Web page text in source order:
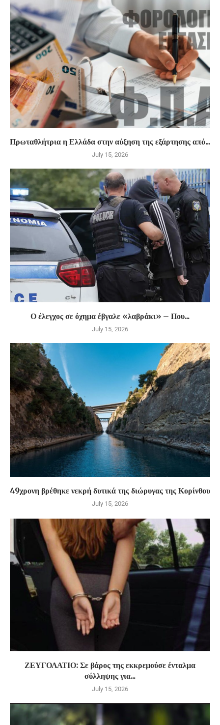
Πρωταθλήτρια η Ελλάδα στην αύξηση της εξάρτησης από...
July 15, 2026
Ο έλεγχος σε όχημα έβγαλε «λαβράκι» – Που...
July 15, 2026
49χρονη βρέθηκε νεκρή δυτικά της διώρυγας της Κορίνθου
July 15, 2026
ΖΕΥΓΟΛΑΤΙΟ: Σε βάρος της εκκρεμούσε ένταλμα
σύλληψης για...
July 15, 2026